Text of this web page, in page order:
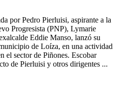
por Pedro Pierluisi, aspirante a la
Progresista (PNP), Lymarie
Eddie Manso, lanzó su
de Loíza, en una actividad
el sector de Piñones. Escobar
de Pierluisi y otros dirigentes ...